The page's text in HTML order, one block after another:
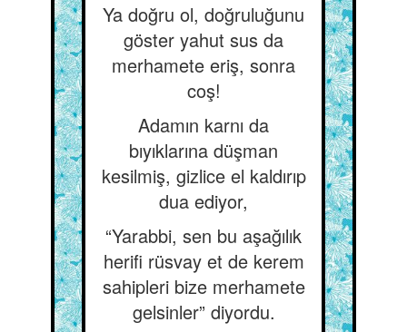
Ya doğru ol, doğruluğunu
göster yahut sus da
merhamete eriş, sonra
coş!
Adamın karnı da
bıyıklarına düşman
kesilmiş, gizlice el kaldırıp
dua ediyor,
“Yarabbi, sen bu aşağılık
herifi rüsvay et de kerem
sahipleri bize merhamete
gelsinler” diyordu.